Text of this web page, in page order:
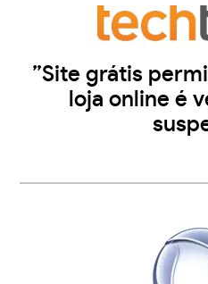
”Site grátis
loja online é